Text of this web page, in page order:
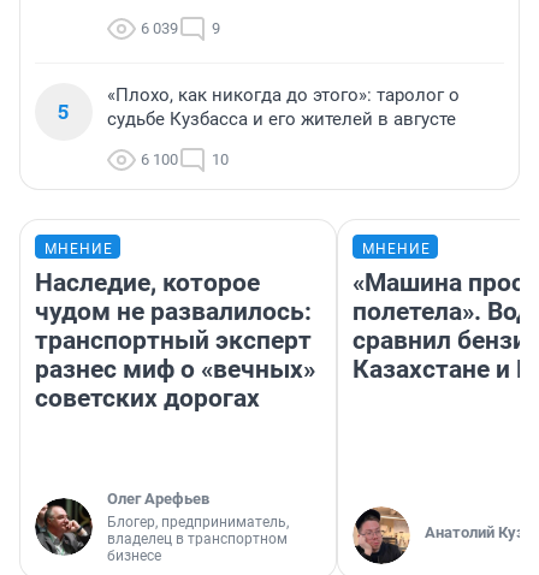
6 039 9
5
«Плохо, как никогда до этого»: таролог о
судьбе Кузбасса и его жителей в августе
6 100 10
МНЕНИЕ
Наследие, которое
чудом не развалилось:
транспортный эксперт
разнес миф о «вечных»
советских дорогах
Олег Арефьев
Блогер, предприниматель,
владелец в транспортном
бизнесе
МНЕНИЕ
«Машина
полетела».
сравнил
Казахстане и
Анатолий